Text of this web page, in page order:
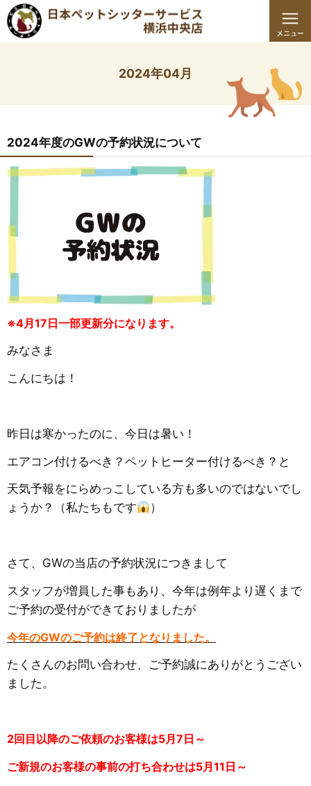
2024年04月
2024年度のGWの予約状況について
※4月17日一部更新分になります。
みなさま
こんにちは！
昨日は寒かったのに、今日は暑い！
エアコン付けるべき？ペットヒーター付けるべき？と
天気予報をにらめっこしている方も多いのではないでし
ょうか？（私たちもです
）
さて、GWの当店の予約状況につきまして
スタッフが増員した事もあり、今年は例年より遅くまで
ご予約の受付ができておりましたが
今年のGWのご予約は終了となりました。
たくさんのお問い合わせ、ご予約誠にありがとうござい
ました。
2回目以降のご依頼のお客様は5月7日～
ご新規のお客様の事前の打ち合わせは5月11日～